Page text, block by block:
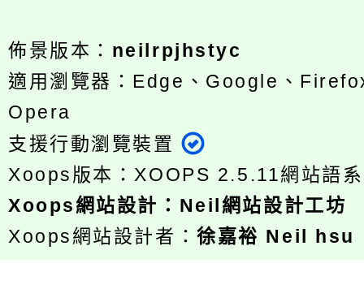
佈景版本： neilrpjhstyc
適用瀏覽器：Edge、Google、
Opera
支援行動瀏覽裝置
Xoops版本： XOOPS 2.5.11網站語
Xoops網站設計 ： Neil網站設計工坊
Xoops網站設計者：徐嘉裕 Neil hsu